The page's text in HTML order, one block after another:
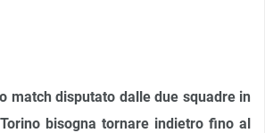
match disputato dalle due squadre in
bisogna tornare indietro fino al